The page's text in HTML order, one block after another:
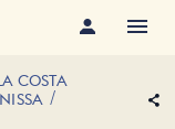
COSTA